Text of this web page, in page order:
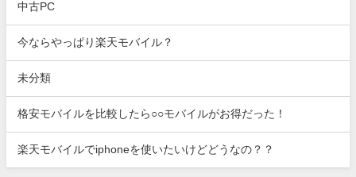
中古PC
今ならやっぱり楽天モバイル？
未分類
格安モバイルを比較したら○○モバイルがお得だった！
楽天モバイルでiphoneを使いたいけどどうなの？？